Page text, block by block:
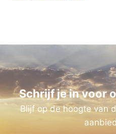
Schrijf je in voor
Blijf op de hoogte van